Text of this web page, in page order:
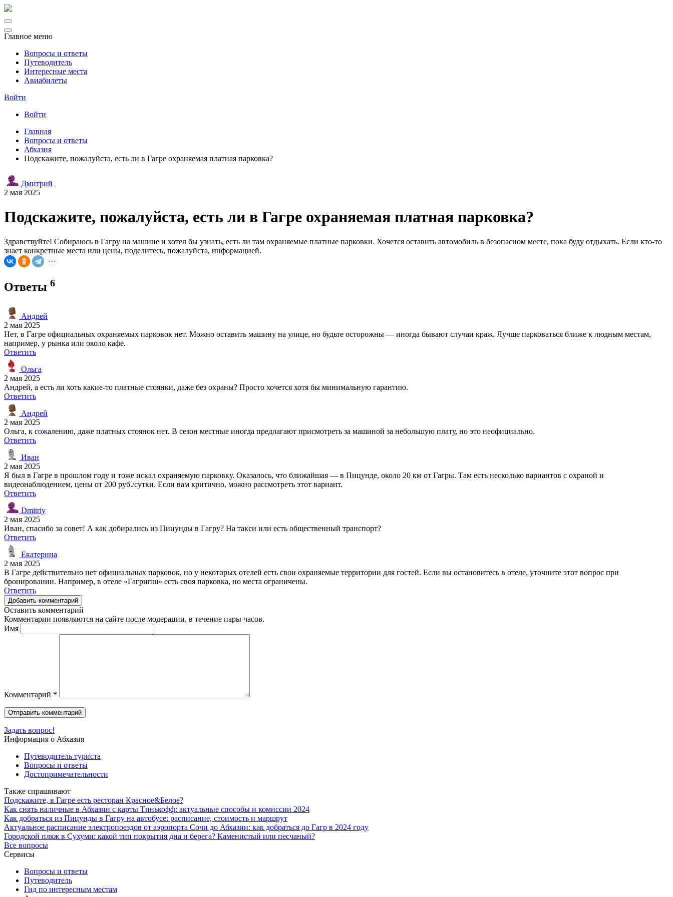
Главное меню
Вопросы и ответы
Путеводитель
Интересные места
Авиабилеты
Войти
Войти
Главная
Вопросы и ответы
Абхазия
Подскажите, пожалуйста, есть ли в Гагре охраняемая платная парковка?
Дмитрий
2 мая 2025
Подскажите, пожалуйста, есть ли в Гагре охраняемая платная парковка?
Здравствуйте! Собираюсь в Гагру на машине и хотел бы узнать, есть ли там охраняемые платные парковки. Хочется оставить автомобиль в безопасном месте, пока буду отдыхать. Если кто-то
знает конкретные места или цены, поделитесь, пожалуйста, информацией.
Ответы 6
Андрей
2 мая 2025
Нет, в Гагре официальных охраняемых парковок нет. Можно оставить машину на улице, но будьте осторожны — иногда бывают случаи краж. Лучше парковаться ближе к людным местам,
например, у рынка или около кафе.
Ответить
Ольга
2 мая 2025
Андрей, а есть ли хоть какие-то платные стоянки, даже без охраны? Просто хочется хотя бы минимальную гарантию.
Ответить
Андрей
2 мая 2025
Ольга, к сожалению, даже платных стоянок нет. В сезон местные иногда предлагают присмотреть за машиной за небольшую плату, но это неофициально.
Ответить
Иван
2 мая 2025
Я был в Гагре в прошлом году и тоже искал охраняемую парковку. Оказалось, что ближайшая — в Пицунде, около 20 км от Гагры. Там есть несколько вариантов с охраной и
видеонаблюдением, цены от 200 руб./сутки. Если вам критично, можно рассмотреть этот вариант.
Ответить
Dmitriy
2 мая 2025
Иван, спасибо за совет! А как добирались из Пицунды в Гагру? На такси или есть общественный транспорт?
Ответить
Екатерина
2 мая 2025
В Гагре действительно нет официальных парковок, но у некоторых отелей есть свои охраняемые территории для гостей. Если вы остановитесь в отеле, уточните этот вопрос при
бронировании. Например, в отеле «Гагрипш» есть своя парковка, но места ограничены.
Ответить
Добавить комментарий
Оставить комментарий
Комментарии появляются на сайте после модерации, в течение пары часов.
Имя
Комментарий *
Задать вопрос!
Информация о Абхазия
Путеводитель туриста
Вопросы и ответы
Достопримечательности
Также спрашивают
Подскажите, в Гагре есть ресторан Красное&Белое?
Как снять наличные в Абхазии с карты Тинькофф: актуальные способы и комиссии 2024
Как добраться из Пицунды в Гагру на автобусе: расписание, стоимость и маршрут
Актуальное расписание электропоездов от аэропорта Сочи до Абхазии: как добраться до Гагр в 2024 году
Городской пляж в Сухуми: какой тип покрытия дна и берега? Каменистый или песчаный?
Все вопросы
Сервисы
Вопросы и ответы
Путеводитель
Гид по интересным местам